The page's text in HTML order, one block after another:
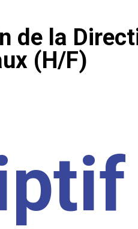
de la
(H/F)